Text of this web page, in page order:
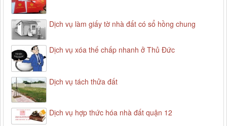
Dịch vụ làm giấy tờ nhà đất có sổ hồng chung
Dịch vụ xóa thế chấp nhanh ở Thủ Đức
Dịch vụ tách thửa đất
Dịch vụ hợp thức hóa nhà đất quận 12